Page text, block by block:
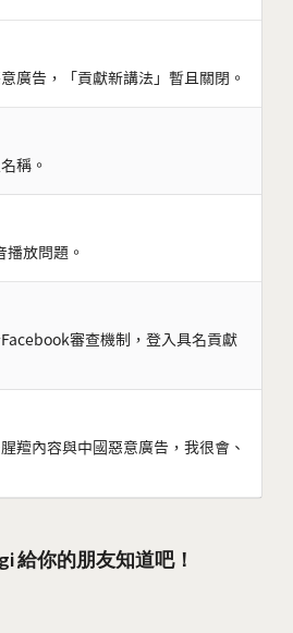
廣告，「貢獻新講法」暫且關閉。
稱。
放問題。
審查機制，登入具名貢獻
羶內容與中國惡意廣告，我很會、
給你的朋友知道吧！